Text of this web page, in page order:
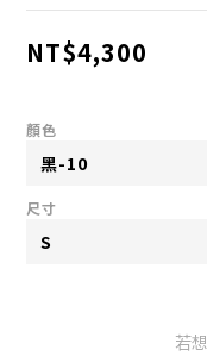
NT$4,300
顏色
尺寸
若